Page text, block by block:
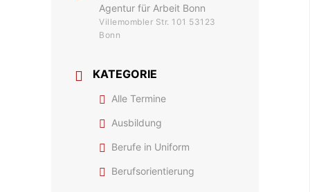
Agentur für Arbeit Bonn
Villemombler Str. 101 53123
Bonn
KATEGORIE
Alle Termine
Ausbildung
Berufe in Uniform
Berufsorientierung